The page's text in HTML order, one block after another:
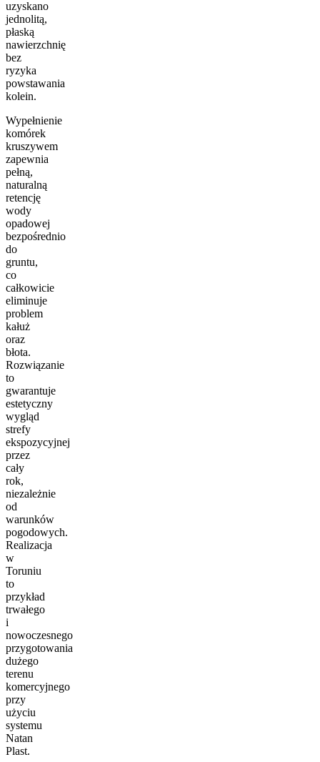
uzyskano
jednolitą,
płaską
nawierzchnię
bez
ryzyka
powstawania
kolein.
Wypełnienie
komórek
kruszywem
zapewnia
pełną,
naturalną
retencję
wody
opadowej
bezpośrednio
do
gruntu,
co
całkowicie
eliminuje
problem
kałuż
oraz
błota.
Rozwiązanie
to
gwarantuje
estetyczny
wygląd
strefy
ekspozycyjnej
przez
cały
rok,
niezależnie
od
warunków
pogodowych.
Realizacja
w
Toruniu
to
przykład
trwałego
i
nowoczesnego
przygotowania
dużego
terenu
komercyjnego
przy
użyciu
systemu
Natan
Plast.